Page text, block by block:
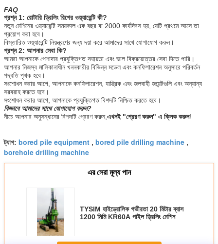
FAQ
প্রশ্ন 1: রোটারি ড্রিলিং রিগের ওয়্যারেন্টি কী?
নতুন মেশিনের ওয়্যারেন্টি সময়কাল এক বছর বা 2000 কার্যদিবস হয়, যেটি প্রথমে আসে তা
প্রয়োগ করা হবে।
বিস্তারিত ওয়্যারেন্টি নিয়ন্ত্রণের জন্য দয়া করে আমাদের সাথে যোগাযোগ করুন।
প্রশ্ন 2: আপনার সেবা কি?
আমরা আপনাকে পেশাদার প্রযুক্তিগত সহায়তা এবং ভাল বিক্রয়োত্তর সেবা দিতে পারি।
আপনার নিজস্ব মালিকানাধীন খননকারীর বিভিন্ন মডেল এবং কনফিগারেশন অনুসারে পরিবর্তন
পদ্ধতি পৃথক হবে।
সংশোধন করার আগে, আপনাকে কনফিগারেশন, যান্ত্রিক এবং জলবাহী জয়েন্টগুলি এবং অন্যান্য
সরবরাহ করতে হবে।
সংশোধন করার আগে, আপনাকে প্রযুক্তিগত বিশদটি নিশ্চিত করতে হবে।
কিভাবে আমাদের সাথে যোগাযোগ করুন?
নীচে আপনার অনুসন্ধানের বিশদটি প্রেরণ করুন,এখনই "প্রেরণ করুন" এ ক্লিক করুন!
ট্যাগ: bored pile equipment , bored pile drilling machine ,
borehole drilling machine
এর সেরা মূল্য পান
TYSIM হাইড্রোলিক গভীরতা 20 মিটার ব্যাস
1200 মিমি KR60A পাইল ড্রিলিং মেশিন